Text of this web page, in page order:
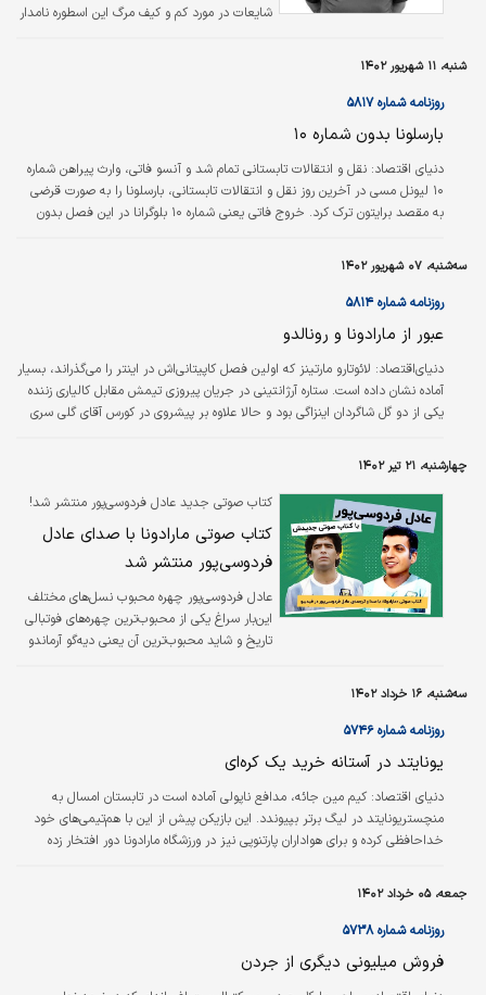
شایعات در مورد کم و کیف مرگ این اسطوره نامدار
آنها پدرم را کشتند. این وظیفه من نیست که
بگویم چه کسی این کار را کرده است. من نظر
خودم را دارم،…
شنبه، ۱۱ شهریور ۱۴۰۲
روزنامه شماره ۵۸۱۷
بارسلونا بدون شماره ۱۰
دنیای اقتصاد: نقل و انتقالات تابستانی تمام شد و آنسو فاتی، وارث پیراهن شماره
۱۰ لیونل مسی در آخرین روز نقل و انتقالات تابستانی، بارسلونا را به صورت قرضی
به مقصد برایتون ترک کرد. خروج فاتی یعنی شماره ۱۰ بلوگرانا در این فصل بدون
را بدون شماره ۱۰ شروع می‌کند. شماره ۱۰…
سه‌شنبه، ۰۷ شهریور ۱۴۰۲
روزنامه شماره ۵۸۱۴
عبور از مارادونا و رونالدو
دنیای‌اقتصاد: لائوتارو مارتینز که اولین فصل کاپیتانی‌اش در اینتر را می‌گذراند، بسیار
آماده نشان داده است. ستاره آرژانتینی در جریان پیروزی تیمش مقابل کالیاری زننده
یکی از دو گل شاگردان اینزاگی بود و حالا علاوه بر پیشروی در کورس آقای گلی سری
رونالدو (۸۱ گل در ۹۸ بازی)…
چهارشنبه، ۲۱ تیر ۱۴۰۲
کتاب صوتی جدید عادل فردوسی‌پور منتشر شد!
کتاب صوتی مارادونا با صدای عادل
فردوسی‌پور منتشر شد
عادل فردوسی‌پور چهره محبوب نسل‌های مختلف
این‌بار سراغ یکی از محبوب‌ترین چهره‌های فوتبالی
تاریخ و شاید محبوب‌ترین آن یعنی دیه‌گو آرماندو
سه‌شنبه، ۱۶ خرداد ۱۴۰۲
روزنامه شماره ۵۷۴۶
یونایتد در آستانه خرید یک کره‌ای
دنیای اقتصاد: کیم مین جائه، مدافع ناپولی آماده است در تابستان امسال به
منچستریونایتد در لیگ برتر بپیوندد. این بازیکن پیش از این با هم‌تیمی‌های خود
خداحافظی کرده و برای هواداران پارتنوپی نیز در ورزشگاه مارادونا دور افتخار زده
کره جنوبی رفته و پس از آن به منچستر سفر می‌کند. گویا بهترین مدافع فصل اخیر
سری A پیشنهادهای زیادی از لیگ برتر داشته و قرار است حقوق بسیار بیشتری از
زمان حضورش در ناپولی دریافت کند. انتظار می‌رود…
جمعه، ۰۵ خرداد ۱۴۰۲
روزنامه شماره ۵۷۳۸
فروش میلیونی دیگری از جردن